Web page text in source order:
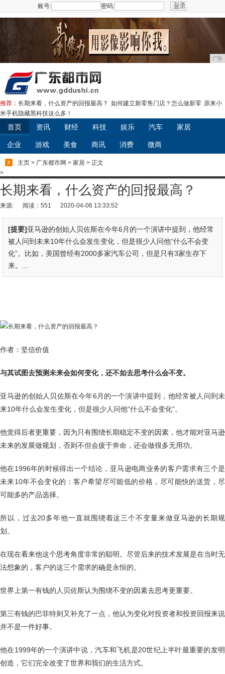
账号: 密码:
广告
推荐： 长期来看，什么资产的回报最高？ 如何建立新零售门店？怎么做新零 原来小
米手机隐藏黑科技这么多！
首页 资讯 财经 科技 娱乐 汽车 家居
企业 游戏 美食 商讯 消费 微商
主页 > 广东都市网 > 家居 > 正文
>
长期来看，什么资产的回报最高？
来源: 阅读：551 2020-04-06 13:33:52
[提要]亚马逊的创始人贝佐斯在今年6月的一个演讲中提到，他经常
被人问到未来10年什么会发生变化，但是很少人问他“什么不会变
化”。比如，美国曾经有2000多家汽车公司，但是只有3家生存下
来。...
作者：坚信价值
与其试图去预测未来会如何变化，还不如去思考什么会不变。
亚马逊的创始人贝佐斯在今年6月的一个演讲中提到，他经常被人问到未
来10年什么会发生变化，但是很少人问他“什么不会变化”。
他觉得后者更重要，因为只有围绕长期稳定不变的因素，他才能对亚马逊
未来的发展做规划，否则不但会疲于奔命，还会做很多无用功。
他在1996年的时候得出一个结论，亚马逊电商业务的客户需求有三个是
未来10年不会变化的：客户希望尽可能低的价格，尽可能快的送货，尽
可能多的产品选择。
所以，过去20多年他一直就围绕着这三个不变量来做亚马逊的长期规
划。
在现在看来他这个思考角度非常的聪明。尽管后来的技术发展是在当时无
法想象的，客户的这三个需求的确是永恒的。
世界上第一有钱的人贝佐斯认为围绕不变的因素去思考更重要。
第三有钱的巴菲特则又补充了一点，他认为变化对投资者和投资回报来说
并不是一件好事。
他在1999年的一个演讲中说，汽车和飞机是20世纪上半叶最重要的发明
创造，它们完全改变了世界和我们的生活方式。